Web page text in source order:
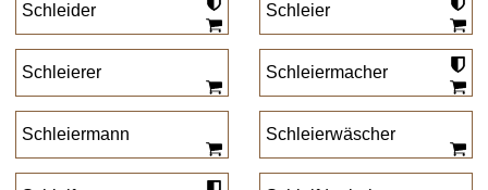
Schleider Schleier
Schleierer Schleiermacher
Schleiermann Schleierwäscher